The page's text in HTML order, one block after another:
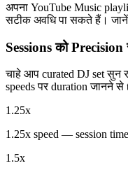
अपना YouTube Music
सटीक अवधि पा सकते हैं।
Sessions को
चाहे आप curated DJ set सुन
speeds पर duration जानने से
1.25x
1.25x speed — session
1.5x